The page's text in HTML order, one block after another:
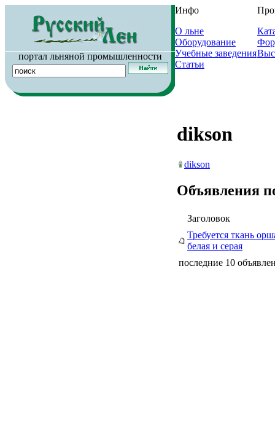
портал льняной промышленности
Инфо
О льне
Оборудование
Учебные заведения
Статьи
dikson
dikson
Объявления
Заголовок
Требуется ткань
белая и серая
последние 10